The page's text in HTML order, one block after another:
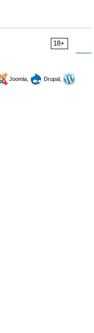
18+
Joomla,
Drupal,